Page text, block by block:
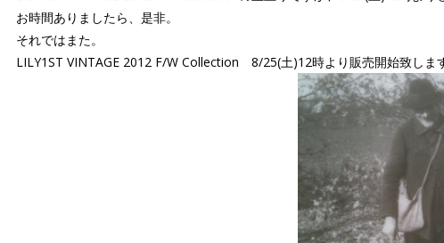
お時間ありましたら、是非。
それではまた。
LILY1ST VINTAGE 2012 F/W Collection 8/25(土)12時より販売開始致しま